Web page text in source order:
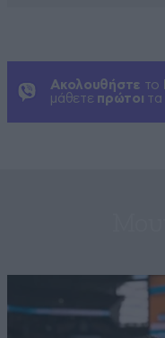
Ακολουθήστε το
μάθετε πρώτοι τα